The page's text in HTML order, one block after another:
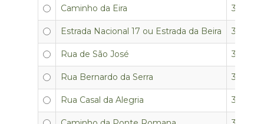
Caminho da Eira 3350-
Estrada Nacional 17 ou Estrada da Beira 3350-
Rua de São José 3350-
Rua Bernardo da Serra 3350-
Rua Casal da Alegria 3350-